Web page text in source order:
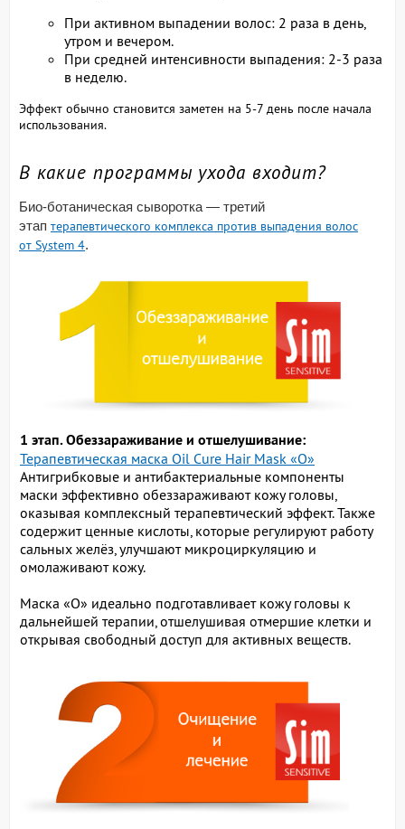
При активном выпадении волос: 2 раза в день,
утром и вечером.
При средней интенсивности выпадения: 2-3 раза
в неделю.
Эффект обычно становится заметен на 5-7 день после начала
использования.
В какие программы ухода входит?
Био-ботаническая сыворотка — третий
этап терапевтического комплекса против выпадения волос
от System 4.
1 этап. Обеззараживание и отшелушивание:
Терапевтическая маска Oil Cure Hair Mask «О»
Антигрибковые и антибактериальные компоненты
маски эффективно обеззараживают кожу головы,
оказывая комплексный терапевтический эффект. Также
содержит ценные кислоты, которые регулируют работу
сальных желёз, улучшают микроциркуляцию и
омолаживают кожу.
Маска «О» идеально подготавливает кожу головы к
дальнейшей терапии, отшелушивая отмершие клетки и
открывая свободный доступ для активных веществ.